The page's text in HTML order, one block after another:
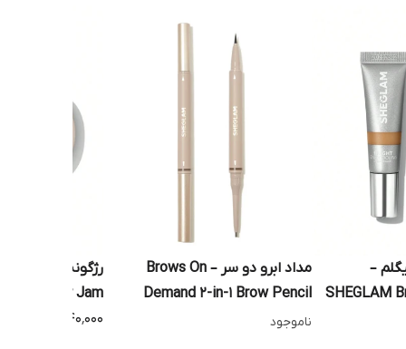
–
SHEGLAM
مداد ابرو دو سر – Brows On
Demand 2-in-1 Brow Pencil
ناموجود
رژگونه
Color Jam
۸۴۰٬۰۰۰